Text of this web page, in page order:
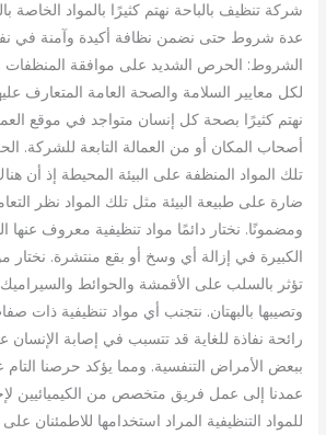
شركة تنظيف بالباحة نهتم كثيرًا بالمواد الخاصة
عدة شروط حتى نضمن نظافة أكيدة وآمنة في
الشروط: الحرص الشديد على موافقة المنظفات
لكل معايير السلامة والصحة العامة المتعارف عليها
نهتم كثيرًا بصحة كل إنسان متواجد في موقع
أصحاب المكان أو من العمالة التابعة للشركة.
تلك المواد المنظفة على البيئة المحيطة إذ أن
ضارة على طبيعة البيئة مثل تلك المواد نظر
ومضمونًا. نختار دائمًا مواد تنظيفية معروف عنها
الكبيرة في إزالة أي وسخ أو بقع منتشرة. نختار
تؤثر بالسلب على الأقمشة والحوائط والسيراميك
وتصيبها بالبهتان. نتجنب أي مواد تنظيفية ذات
رائحة نفاذة للغاية قد تتسبب في إصابة
ببعض الأمراض التنفسية. ومما يؤكد حرصنا التام
عمدنا إلى عمل فريق متخصص من الكيميائيين
للمواد التنظيفية المراد استخدامها للاطمئنان